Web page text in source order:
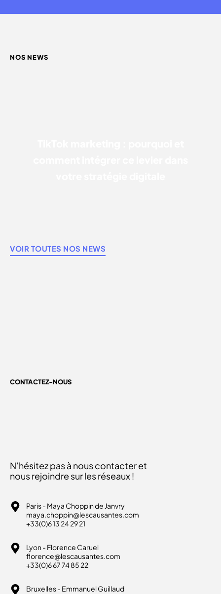
NOS NEWS
VOIR TOUTES NOS NEWS
CONTACTEZ-NOUS
N’hésitez pas à nous contacter et
nous rejoindre sur les réseaux !
Paris - Maya Choppin de Janvry
maya.choppin@lescausantes.com
+33(0)6 13 24 29 21
Lyon - Florence Caruel
florence@lescausantes.com
+33(0)6 67 74 85 22
Bruxelles - Emmanuel Guillaud